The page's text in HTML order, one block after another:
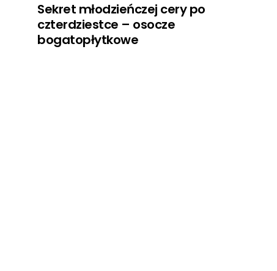
Sekret młodzieńczej cery po
czterdziestce – osocze
bogatopłytkowe